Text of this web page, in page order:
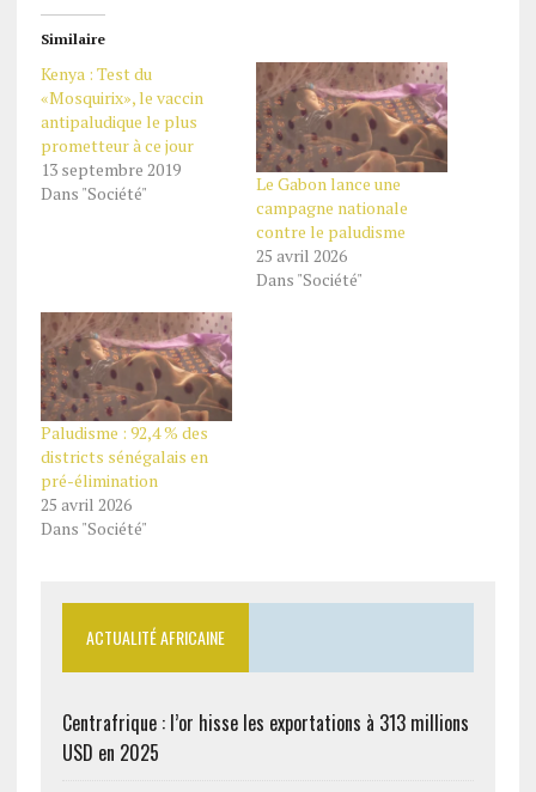
Similaire
Kenya : Test du
«Mosquirix», le vaccin
antipaludique le plus
prometteur à ce jour
13 septembre 2019
Dans "Société"
Le Gabon lance une
campagne nationale
contre le paludisme
25 avril 2026
Dans "Société"
Paludisme : 92,4 % des
districts sénégalais en
pré-élimination
25 avril 2026
Dans "Société"
ACTUALITÉ AFRICAINE
Centrafrique : l’or hisse les exportations à 313 millions
USD en 2025